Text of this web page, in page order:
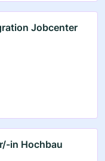
Jobcenter
in Hochbau